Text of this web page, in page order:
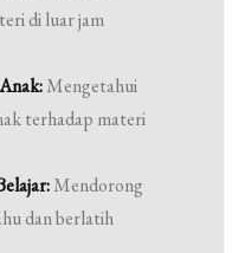
di luar jam
Mengetahui
terhadap materi
Mendorong
dan berlatih